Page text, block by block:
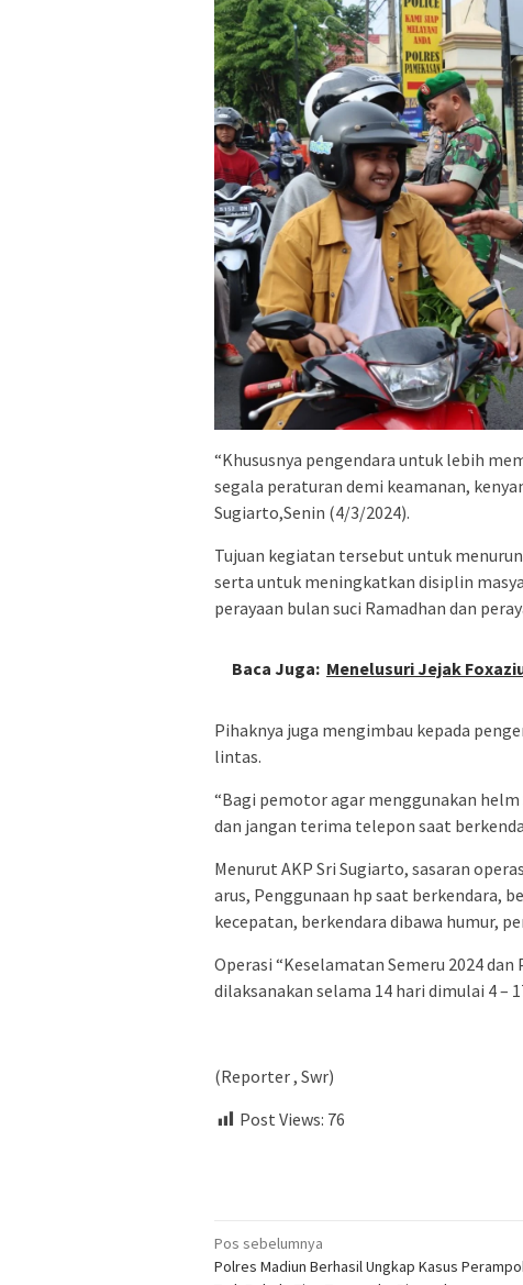
“Khususnya pengendara untuk lebih
segala peraturan demi keamanan,
Sugiarto,Senin (4/3/2024).
Tujuan kegiatan tersebut untuk
serta untuk meningkatkan disiplin
perayaan bulan suci Ramadhan dan
Baca Juga: Menelusuri Jejak
Pihaknya juga mengimbau kepada
lintas.
“Bagi pemotor agar menggunakan
dan jangan terima telepon saat
Menurut AKP Sri Sugiarto, sasaran
arus, Penggunaan hp saat berkendara,
kecepatan, berkendara dibawa humur,
Operasi “Keselamatan Semeru 2024
dilaksanakan selama 14 hari dimulai 4 –
(Reporter , Swr)
Post Views: 76
Navigasi
pos
Pos sebelumnya
Polres Madiun Berhasil Ungkap Kasus